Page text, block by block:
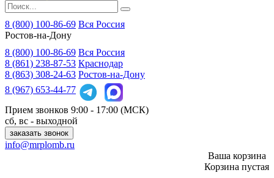
8 (800) 100-86-69 Вся Россия
Ростов-на-Дону
8 (800) 100-86-69 Вся Россия
8 (861) 238-87-53 Краснодар
8 (863) 308-24-63 Ростов-на-Дону
8 (967) 653-44-77
Прием звонков 9:00 - 17:00 (МСК)
сб, вс - выходной
заказать звонок
info@mrplomb.ru
Ваша корзина
Корзина пустая